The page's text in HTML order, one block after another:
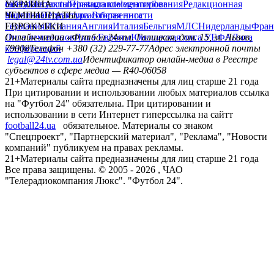
сайтуКонтактыПравила комментированияРедакционная
политикаСтруктура собственности
facebookxyoutubeinstagramtelegramviber
УКРАИНА
УкраинаПервая лигаВторая лига
ЧЕМПИОНАТЫ
ГерманияИспанияАнглияИталияБельгияМЛСНидерланды
ЕВРОКУБКИ
Лига чемпионовЛига ЕвропыЮношеская лига УЕФАЛига
конференций
Онлайн-медиа «Футбол 24»пл. Галицкая, дом. 15, м. Львов,
79008Телефон +380 (32) 229-77-77Адрес электронной почты
legal@24tv.com.uaИдентификатор онлайн-медиа в Реестре
субъектов в сфере медиа — R40-06058
21+Материалы сайта предназначены для лиц старше 21 года
При цитировании и использовании любых материалов ссылка
на "Футбол 24" обязательна. При цитировании и
использовании в сети Интернет гиперссылка на сайтт
football24.ua
обязательное. Материалы со знаком
"Спецпроект", "Партнерский материал", "Реклама", "Новости
компаний" публикуем на правах рекламы.
21+Материалы сайта предназначены для лиц старше 21 года
Все права защищены. © 2005 - 2026 , ЧАО
"Телерадиокомпания Люкс". "Футбол 24".